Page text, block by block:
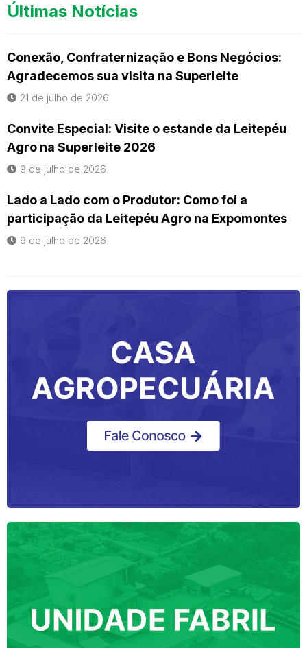
Últimas Notícias
Conexão, Confraternização e Bons Negócios:
Agradecemos sua visita na Superleite
21 de julho de 2026
Convite Especial: Visite o estande da Leitepéu
Agro na Superleite 2026
9 de julho de 2026
Lado a Lado com o Produtor: Como foi a
participação da Leitepéu Agro na Expomontes
9 de julho de 2026